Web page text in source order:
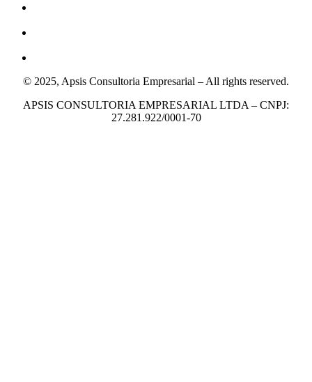
© 2025, Apsis Consultoria Empresarial – All rights reserved.
APSIS CONSULTORIA EMPRESARIAL LTDA – CNPJ:
27.281.922/0001-70